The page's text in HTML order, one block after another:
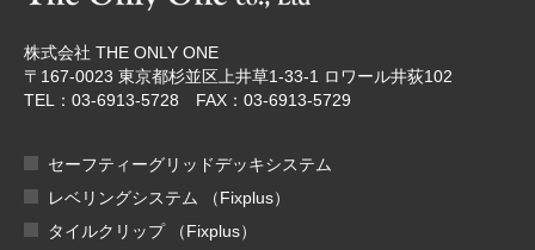
株式会社 THE ONLY ONE
〒167-0023 東京都杉並区上井草1-33-1 ロワール井荻102
TEL：03-6913-5728 FAX：03-6913-5729
セーフティーグリッドデッキシステム
レベリングシステム （Fixplus）
タイルクリップ （Fixplus）